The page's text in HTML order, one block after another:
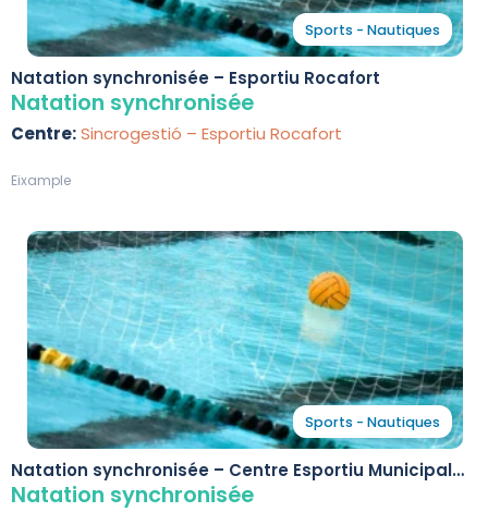
Sports - Nautiques
Natation synchronisée – Esportiu Rocafort
Natation synchronisée
Centre:Sincrogestió – Esportiu Rocafort
Eixample
Sports - Nautiques
Natation synchronisée – Centre Esportiu Municipal
Parc de la Ciutadella
Natation synchronisée